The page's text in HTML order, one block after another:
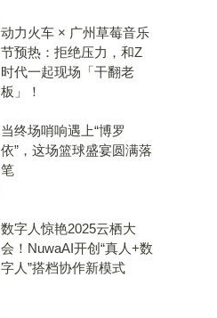
动力火车 × 广州草莓音乐
节预热：拒绝压力，和Z
时代一起现场「干翻老
板」！
当终场哨响遇上“博罗
依”，这场篮球盛宴圆满落
笔
数字人惊艳2025云栖大
会！NuwaAI开创“真人+数
字人”搭档协作新模式